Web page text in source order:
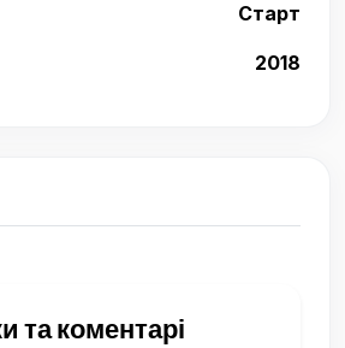
Старт
2018
та коментарі